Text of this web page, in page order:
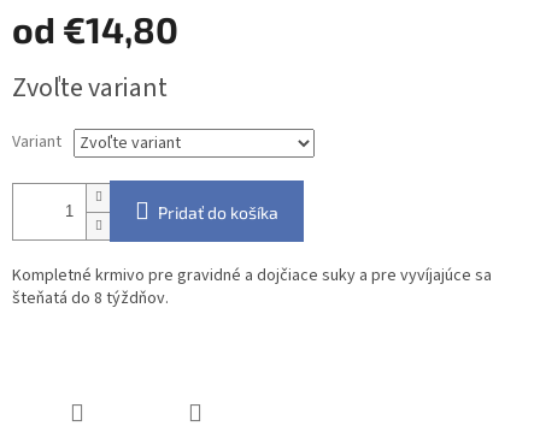
od €14,80
cena:
Zvoľte variant
Variant
Pridať do košíka
Kompletné krmivo pre gravidné a dojčiace suky a pre vyvíjajúce sa
šteňatá do 8 týždňov.